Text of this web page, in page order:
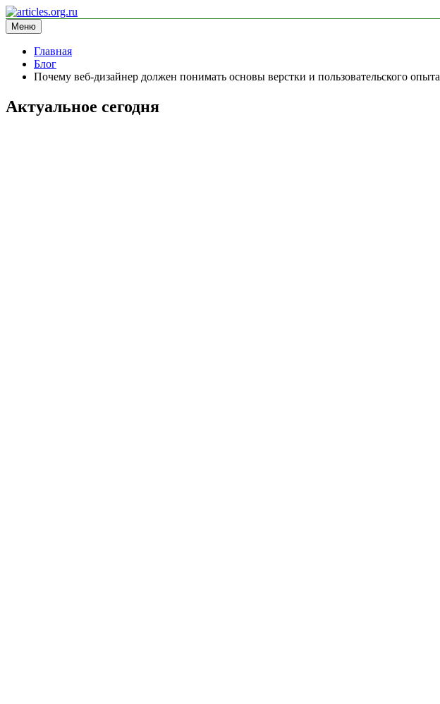
Перейти
к
содержимому
articles.org.ru
информационный сайт
Меню
Главная
Блог
Почему веб-дизайнер должен понимать основы верстки и пользовательского опыта
Актуальное сегодня